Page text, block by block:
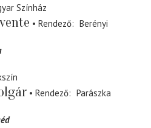
Színház
Rendező
Berényi
Rendező
Parászka